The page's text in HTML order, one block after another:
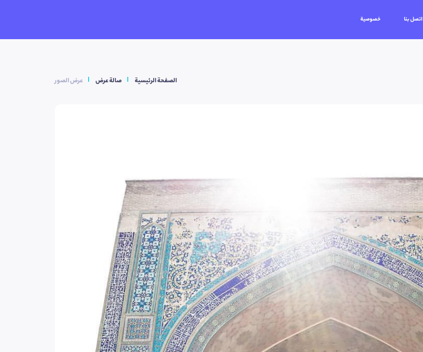
اتصل بنا خصوصية
الصفحة الرئيسية صالة عرض عرض الصور